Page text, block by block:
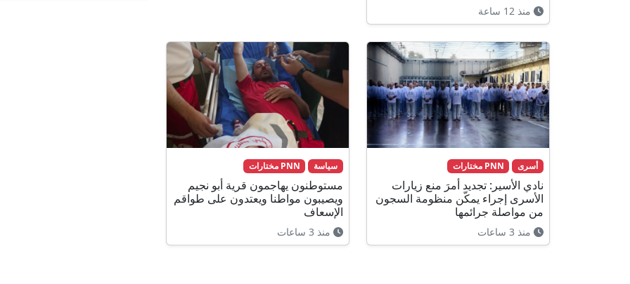
منذ 12 ساعة
أسرى PNN مختارات
نادي الأسير: تجديد أمرَ منع زيارات
الأسرى إجراء يمكّن منظومة السجون
من مواصلة جرائمها
منذ 3 ساعات
سياسة PNN مختارات
مستوطنون يهاجمون قرية أبو نجيم
ويصيبون مواطنا ويعتدون على طواقم
الإسعاف
منذ 3 ساعات